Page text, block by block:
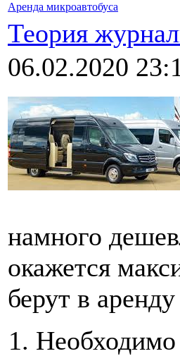
Аренда микроавтобуса
Теория
06.02.2020
намного
окажется
берут в
Необходимо